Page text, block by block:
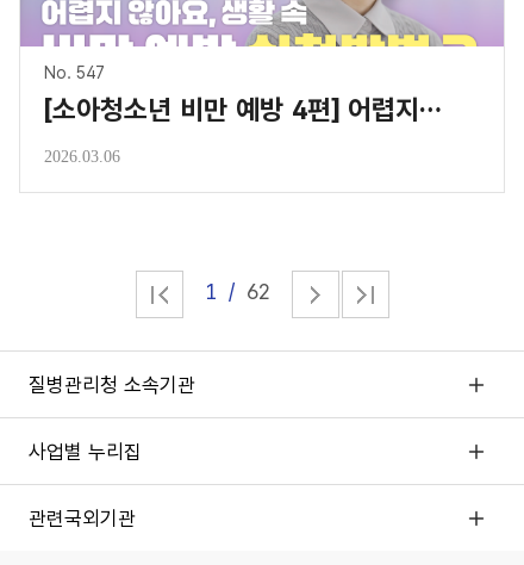
No. 547
[소아청소년 비만 예방 4편] 어렵지 않아요, 생활 속 비만 예방 실천방법
2026.03.06
1 62
질병관리청 소속기관
사업별 누리집
관련국외기관